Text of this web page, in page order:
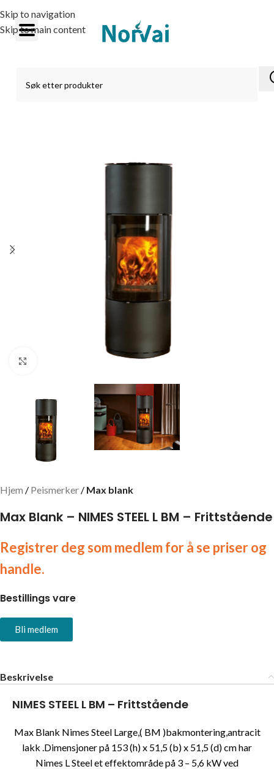
Skip to navigation
Skip to main content
Hjem Peismerker Max blank
Max Blank – NIMES STEEL L BM – Frittstående
Registrer deg som medlem for å se priser og
handle.
Bestillings vare
Bli medlem
Beskrivelse
NIMES STEEL L BM – Frittstående
Max Blank Nimes Steel Large,( BM )bakmontering,antracit
lakk .Dimensjoner på 153 (h) x 51,5 (b) x 51,5 (d) cm har
Nimes L Steel et effektområde på 3 – 5,6 kW ved